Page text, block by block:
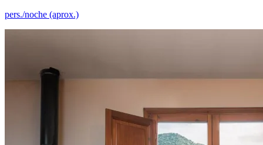
pers./noche (aprox.)